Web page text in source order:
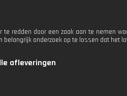
te redden door een zaak aan te nemen
​​belangrijk onderzoek op te lossen dat het
afleveringen